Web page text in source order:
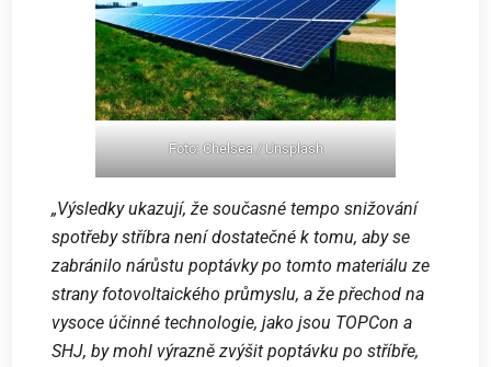
Foto: Chelsea / Unsplash
„Výsledky ukazují, že současné tempo snižování
spotřeby stříbra není dostatečné k tomu, aby se
zabránilo nárůstu poptávky po tomto materiálu ze
strany fotovoltaického průmyslu, a že přechod na
vysoce účinné technologie, jako jsou TOPCon a
SHJ, by mohl výrazně zvýšit poptávku po stříbře,